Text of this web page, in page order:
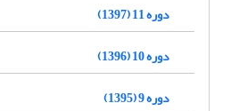
دوره 11 (1397)
دوره 10 (1396)
دوره 9 (1395)